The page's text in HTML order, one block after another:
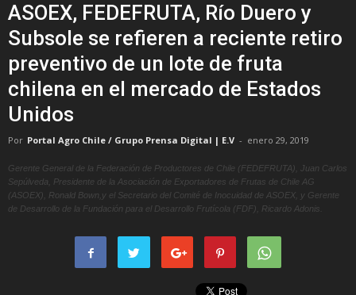
ASOEX, FEDEFRUTA, Río Duero y
Subsole se refieren a reciente retiro
preventivo de un lote de fruta
chilena en el mercado de Estados
Unidos
Por Portal Agro Chile / Grupo Prensa Digital | E.V - enero 29, 2019
Gerente General de la Federación de Productores de Chile (FEDEFRUTA), Juan Carlos
Sepúlveda, Presidente de la Asociación de Exportadores de Frutas de Chile AG
(ASOEX), Ronald Bown,y el Secretario del Comité de Inocuidad de ASOEX, y Gerente
de Desarrollo de la Fundación para el Desarrollo Frutícola (FDF), Ricardo Adonis.